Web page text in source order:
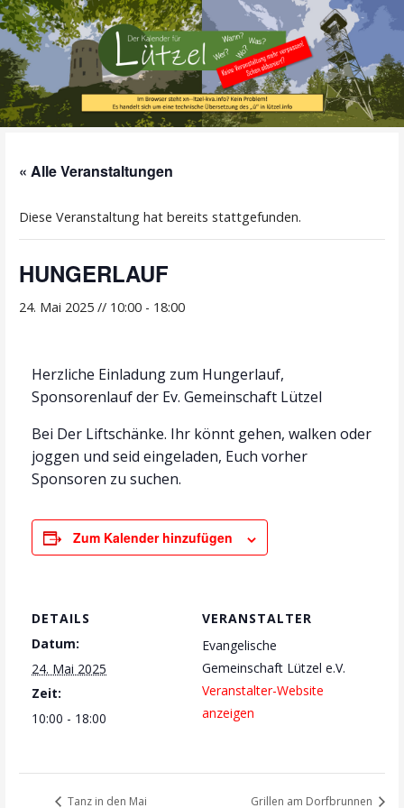
Zum
Inhalt
springen
Lützel
« Alle Veranstaltungen
Diese Veranstaltung hat bereits stattgefunden.
HUNGERLAUF
24. Mai 2025 // 10:00- 18:00
Herzliche Einladung zum Hungerlauf,
Sponsorenlauf der Ev. Gemeinschaft Lützel
Bei Der Liftschänke. Ihr könnt gehen, walken oder
joggen und seid eingeladen, Euch vorher
Sponsoren zu suchen.
Zum Kalender hinzufügen
DETAILS
Datum:
24. Mai 2025
Zeit:
10:00 - 18:00
VERANSTALTER
Evangelische
Gemeinschaft Lützel e.V.
Veranstalter-Website
anzeigen
Tanz in den Mai Grillen am Dorfbrunnen